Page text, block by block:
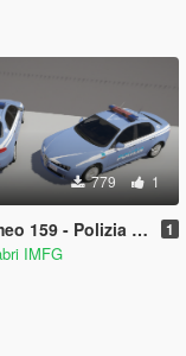
779 1
- Polizia Stradale 1
IMFG